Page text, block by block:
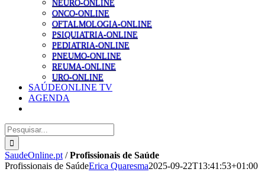
NEURO-ONLINE
ONCO-ONLINE
OFTALMOLOGIA-ONLINE
PSIQUIATRIA-ONLINE
PEDIATRIA-ONLINE
PNEUMO-ONLINE
REUMA-ONLINE
URO-ONLINE
SAÚDEONLINE TV
AGENDA
Pesquisar
SaudeOnline.pt /Profissionais de Saúde
Profissionais de SaúdeErica Quaresma2025-09-22T13:41:53+01:00